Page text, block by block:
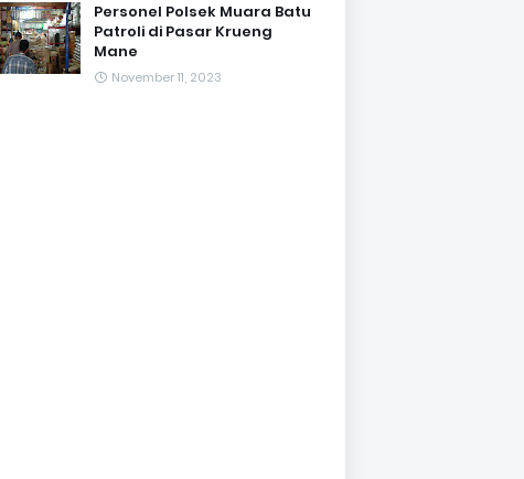
Personel Polsek Muara Batu
Patroli di Pasar Krueng
Mane
November 11, 2023